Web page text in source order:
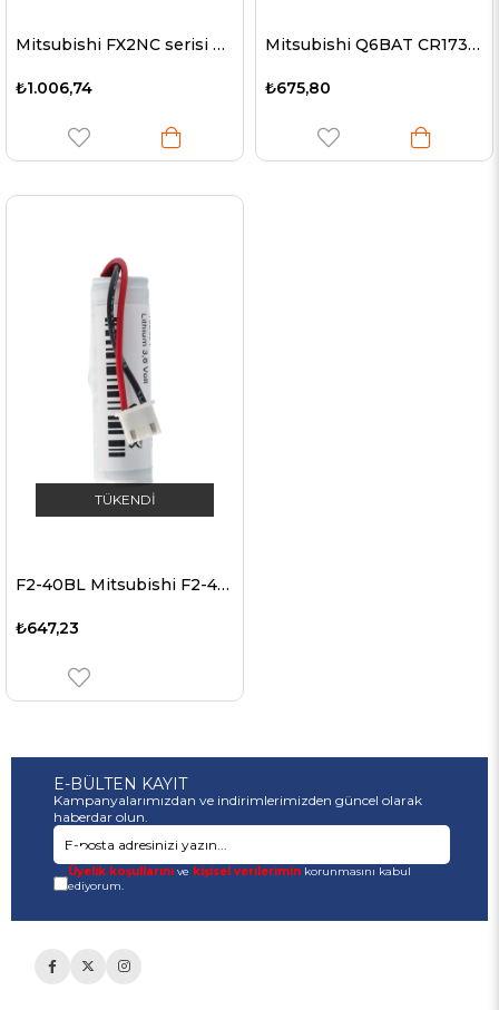
Mitsubishi FX2NC serisi kontrolörler için uygun pil, Li-ion pil FX2NC-32BL
₺1.006,74
Mitsubishi Q6BAT CR17335SE, Q02CPU için uygun pil
₺675,80
TÜKENDI
F2-40BL Mitsubishi F2-40BL pil, PLC için lityum pil
₺647,23
E-BÜLTEN KAYIT
Kampanyalarımızdan ve indirimlerimizden güncel olarak
haberdar olun.
Üyelik koşullarınıve kişisel verileriminkorunmasını kabul
ediyorum.